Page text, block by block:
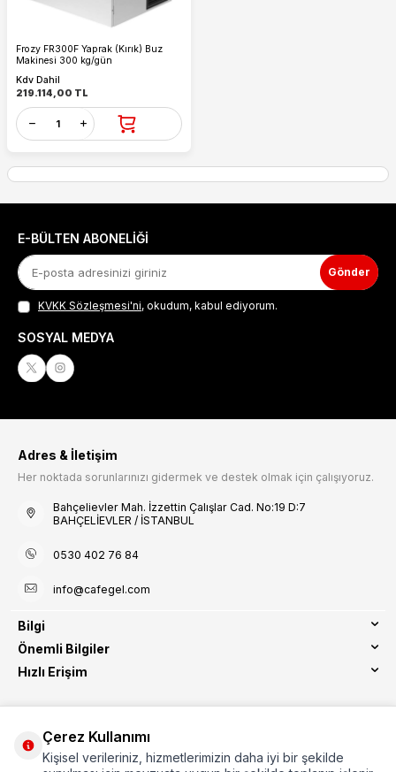
Frozy FR300F Yaprak (Kırık) Buz
Makinesi 300 kg/gün
Kdv Dahil
219.114,00 TL
E-BÜLTEN ABONELIĞI
Gönder
KVKK Sözleşmesi'ni, okudum, kabul ediyorum.
SOSYAL MEDYA
Adres & İletişim
Her noktada sorunlarınızı gidermek ve destek olmak için çalışıyoruz.
Bahçelievler Mah. İzzettin Çalışlar Cad. No:19 D:7
BAHÇELİEVLER / İSTANBUL
0530 402 76 84
info@cafegel.com
Bilgi
Önemli Bilgiler
Hızlı Erişim
Çerez Kullanımı
Kişisel verileriniz, hizmetlerimizin daha iyi bir şekilde